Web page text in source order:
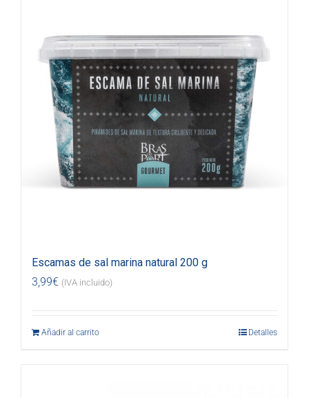
Escamas de sal marina natural 200 g
3,99€ (IVA incluido)
Añadir al carrito Detalles